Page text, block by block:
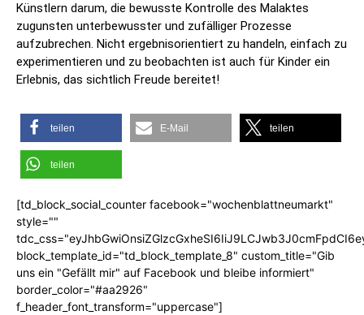
Künstlern darum, die bewusste Kontrolle des Malaktes
zugunsten unterbewusster und zufälliger Prozesse
aufzubrechen. Nicht ergebnisorientiert zu handeln, einfach zu
experimentieren und zu beobachten ist auch für Kinder ein
Erlebnis, das sichtlich Freude bereitet!
teilen E-Mail teilen
teilen
[td_block_social_counter facebook="wochenblattneumarkt"
style=""
block_template_id="td_block_template_8" custom_title="Gib
uns ein "Gefällt mir" auf Facebook und bleibe informiert"
border_color="#aa2926"
f_header_font_transform="uppercase"]